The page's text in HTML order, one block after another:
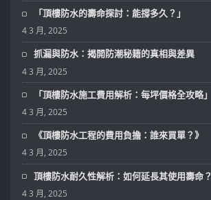
「頂樓防水的壽命探討：能撐多久？」
4 3 月, 2025
抓漏與防水：揭開防潮秘籍的真相與差異
4 3 月, 2025
「頂樓防水施工費用解析：每坪價格全攻略」
4 3 月, 2025
《頂樓防水工程的費用負擔：誰來買單？》
4 3 月, 2025
頂樓防水耐久性解析：如何延長其使用壽命？
4 3 月, 2025